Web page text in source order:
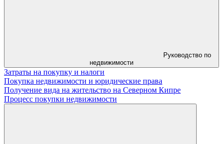
Руководство по
недвижимости
Затраты на покупку и налоги
Покупка недвижимости и юридические права
Получение вида на жительство на Северном Кипре
Процесс покупки недвижимости